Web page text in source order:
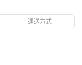
運送方式